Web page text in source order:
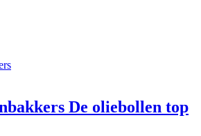
De oliebollen top